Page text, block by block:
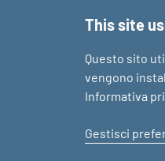
This site
Questo sito
vengono
Informativa
Gestisci